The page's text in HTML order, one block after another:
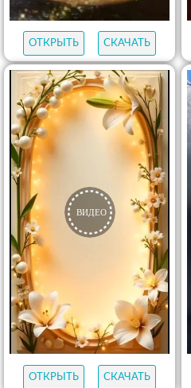
ОТКРЫТЬ СКАЧАТЬ
ОТКРЫТЬ СКАЧАТЬ